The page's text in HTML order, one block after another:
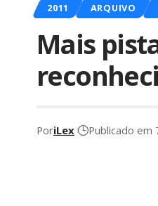
2011 ARQUIVO
Mais
PoriLex Publicado em